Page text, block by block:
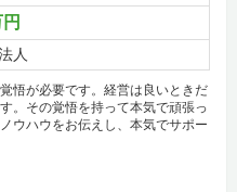
人
悟が必要です。経営は良いときだ
。その覚悟を持って本気で頑張っ
ウハウをお伝えし、本気でサポー